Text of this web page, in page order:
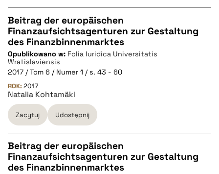
CZYSTY TEKST
pobierz cytat
BIBTEX
pobierz cytat
Beitrag der europäischen
Finanzaufsichtsagenturen zur Gestaltung
des Finanzbinnenmarktes
Opublikowano w: Folia Iuridica Universitatis
Wratislaviensis
2017 / Tom 6 / Numer 1 / s. 43 - 60
ROK: 2017
Natalia Kohtamäki
Zacytuj Udostępnij
CZYSTY TEKST
Beitrag der europäischen
Finanzaufsichtsagenturen zur Gestaltung
des Finanzbinnenmarktes